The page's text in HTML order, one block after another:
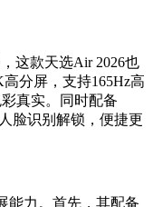
这款天选Air 2026也
分屏，支持165Hz高
真实。同时配备
脸识别解锁，便捷更
能力。首先，其配备